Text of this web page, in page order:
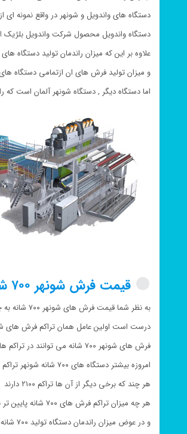
دستگاه های واندویل و شونهر در واقع نمونه
دستگاه واندویل محصول شرکت واندویل
علاوه بر این که میزان راندمان تولید دستگاه های واندویل
و میزان تولید فرش های ان ازتمامی دستگاه های ۷۰۰ شانه در این کیفیت بیشتر
اما دستگاه دیگر , دستگاه شونهر آلمان است که راندمان
قیمت فرش شونهر ۷۰۰ شانه :
به نظر شما قیمت فرش های شونهر ۷۰۰ شانه به چه عواملی وابسته است ؟
درست است اولین عامل همان تراکم فرش های
فرش های شونهر ۷۰۰ شانه می توانند در تراکم های مختلفی همچون ۲۵۵۰ , ۲۲۵۰ , ۲۴۰۰ و ۲۱۰۰ بافته شوند.
امروزه بیشتر دستگاه های ۷۰۰ شانه شونهر تراکم بافتی ۲۲۵۰ دارند
هر چند که برخی دیگر از آن ها تراکم ۲۱۰۰ دارند
هر چه میزان تراکم فرش های ۷۰۰ شانه پایین تر بیاید فرش های آن ها توخالی تر بوده
و در عوض میزان راندمان دستگاه تولید ۷۰۰ شانه آن در ماه بیشتر است.